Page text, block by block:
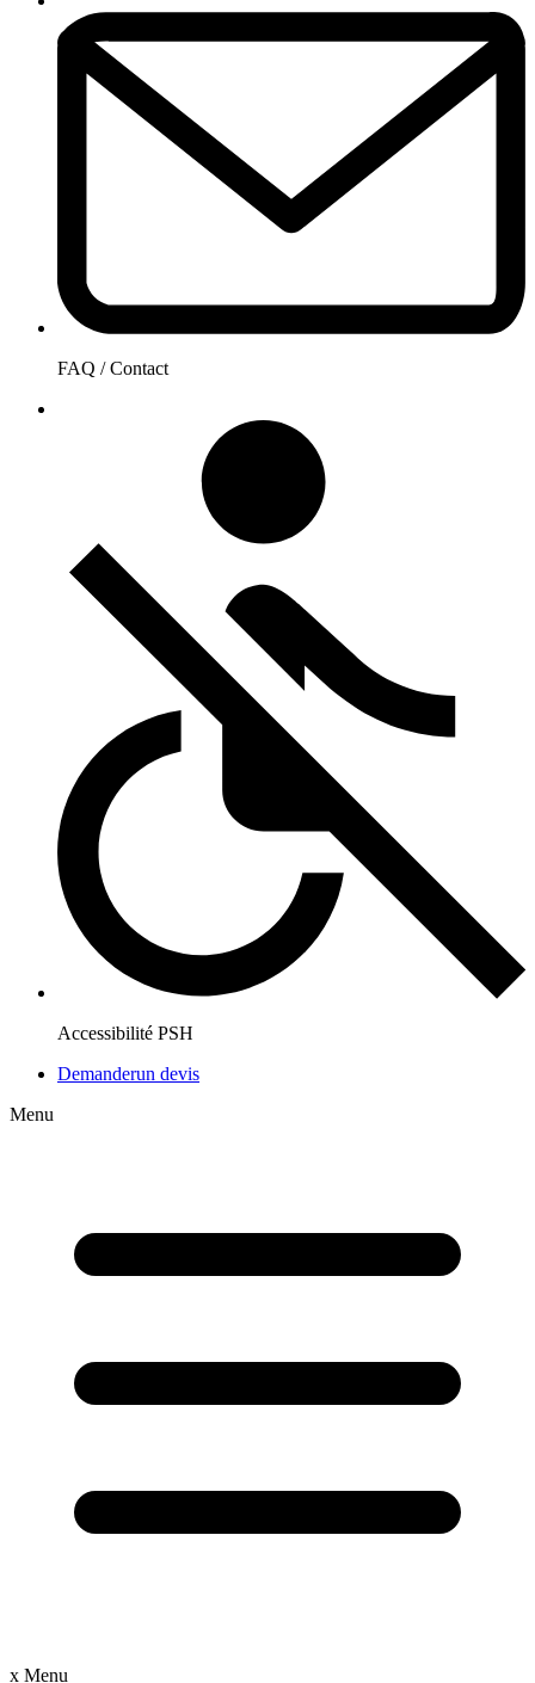
FAQ / Contact
Accessibilité PSH
Demanderun devis
Menu
x Menu